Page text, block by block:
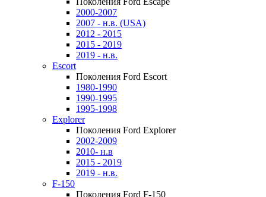
2000-2007
2007 - н.в. (USA)
2012 - 2015
2015 - 2019
2019 - н.в.
Escort
Поколения Ford Escort
1980-1990
1990-1995
1995-1998
Explorer
Поколения Ford Explorer
2002-2009
2010- н.в
2015 - 2019
2019 - н.в.
F-150
Поколения Ford F-150